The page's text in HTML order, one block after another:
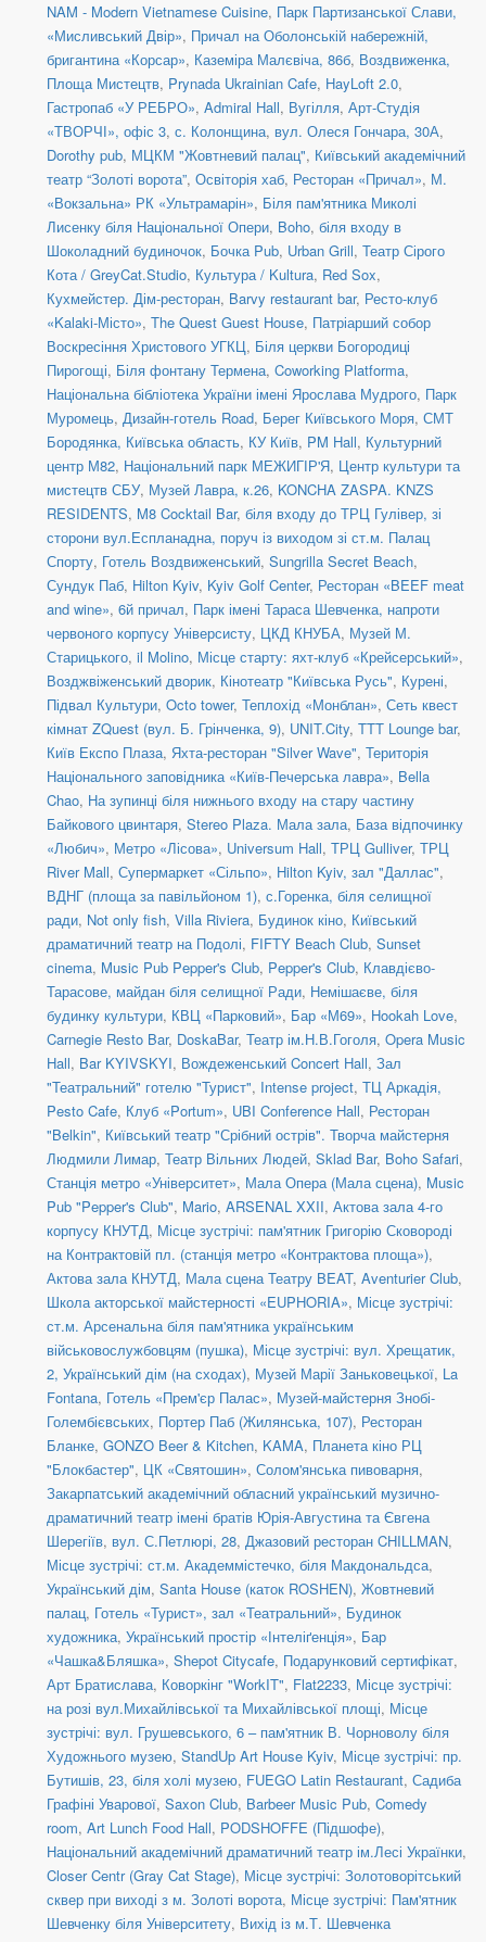
NAM - Modern Vietnamese Cuisine, Парк Партизанської Слави,
«Мисливський Двір», Причал на Оболонській набережній,
бригантина «Корсар», Каземіра Малєвіча, 86б, Воздвиженка,
Площа Мистецтв, Prynada Ukrainian Cafe, HayLoft 2.0,
Гастропаб «У РЕБРО», Admiral Hall, Вугілля, Арт-Студія
«ТВОРЧІ», офіс 3, с. Колонщина, вул. Олеся Гончара, 30А,
Dorothy pub, МЦКМ "Жовтневий палац", Київський академічний
театр “Золоті ворота”, Освіторія хаб, Ресторан «Причал», М.
«Вокзальна» РК «Ультрамарін», Біля пам'ятника Миколі
Лисенку біля Національної Опери, Boho, біля входу в
Шоколадний будиночок, Бочка Pub, Urban Grill, Театр Сірого
Кота / GreyCat.Studio, Культура / Kultura, Red Sox,
Кухмейстер. Дім-ресторан, Barvy restaurant bar, Ресто-клуб
«Kalaki-Місто», The Quest Guest House, Патріарший собор
Воскресіння Христового УГКЦ, Біля церкви Богородиці
Пирогощі, Біля фонтану Термена, Coworking Platforma,
Національна бібліотека України імені Ярослава Мудрого, Парк
Муромець, Дизайн-готель Road, Берег Київського Моря, СМТ
Бородянка, Київська область, КУ Київ, PM Hall, Культурний
центр М82, Національний парк МЕЖИГІР'Я, Центр культури та
мистецтв СБУ, Музей Лавра, к.26, KONCHA ZASPA. KNZS
RESIDENTS, M8 Cocktail Bar, біля входу до ТРЦ Гулівер, зі
сторони вул.Еспланадна, поруч із виходом зі ст.м. Палац
Спорту, Готель Воздвиженський, Sungrilla Secret Beach,
Сундук Паб, Hilton Kyiv, Kyiv Golf Center, Ресторан «BEEF meat
and wine», 6й причал, Парк імені Тараса Шевченка, напроти
червоного корпусу Універсисту, ЦКД КНУБА, Музей М.
Старицького, il Molino, Місце старту: яхт-клуб «Крейсерський»,
Возджвіженський дворик, Кінотеатр "Київська Русь", Курені,
Підвал Культури, Octo tower, Теплохід «Монблан», Сеть квест
кімнат ZQuest (вул. Б. Грінченка, 9), UNIT.City, TTT Lounge bar,
Київ Експо Плаза, Яхта-ресторан "Silver Wave", Територія
Національного заповідника «Київ-Печерська лавра», Bella
Chao, На зупинці біля нижнього входу на стару частину
Байкового цвинтаря, Stereo Plaza. Мала зала, База відпочинку
«Любич», Метро «Лісова», Universum Hall, ТРЦ Gulliver, ТРЦ
River Mall, Супермаркет «Сільпо», Hilton Kyiv, зал "Даллас",
ВДНГ (площа за павільйоном 1), с.Горенка, біля селищної
ради, Not only fish, Villa Riviera, Будинок кіно, Київський
драматичний театр на Подолі, FIFTY Beach Club, Sunset
cinema, Music Pub Pepper's Club, Pepper's Club, Клавдієво-
Тарасове, майдан біля селищної Ради, Немішаєве, біля
будинку культури, КВЦ «Парковий», Бар «М69», Hookah Love,
Carnegie Resto Bar, DoskaBar, Театр ім.Н.В.Гоголя, Opera Music
Hall, Bar KYIVSKYI, Вождеженський Concert Hall, Зал
"Театральний" готелю "Турист", Intense project, ТЦ Аркадія,
Pesto Cafe, Клуб «Portum», UBI Conference Hall, Ресторан
"Belkin", Київський театр "Срібний острів". Творча майстерня
Людмили Лимар, Театр Вільних Людей, Sklad Bar, Boho Safari,
Станція метро «Університет», Мала Опера (Мала сцена), Music
Pub "Pepper's Club", Mario, ARSENAL XXII, Актова зала 4-го
корпусу КНУТД, Місце зустрічі: пам'ятник Григорію Сковороді
на Контрактовій пл. (станція метро «Контрактова площа»),
Актова зала КНУТД, Мала сцена Театру BEAT, Aventurier Club,
Школа акторської майстерності «EUPHORIA», Місце зустрічі:
ст.м. Арсенальна біля пам'ятника українським
військовослужбовцям (пушка), Місце зустрічі: вул. Хрещатик,
2, Український дім (на сходах), Музей Марії Заньковецької, La
Fontana, Готель «Прем'єр Палас», Музей-майстерня Знобі-
Голембієвських, Портер Паб (Жилянська, 107), Ресторан
Бланке, GONZO Beer & Kitchen, KAMA, Планета кіно РЦ
"Блокбастер", ЦК «Святошин», Солом'янська пивоварня,
Закарпатський академічний обласний український музично-
драматичний театр імені братів Юрія-Августина та Євгена
Шерегіїв, вул. С.Петлюрі, 28, Джазовий ресторан CHILLMAN,
Місце зустрічі: ст.м. Академмістечко, біля Макдональдса,
Український дім, Santa House (каток ROSHEN), Жовтневий
палац, Готель «Турист», зал «Театральний», Будинок
художника, Український простір «Інтеліґенція», Бар
«Чашка&Бляшка», Shepot Citycafe, Подарунковий сертифікат,
Арт Братислава, Коворкінг "WorkIT", Flat2233, Місце зустрічі:
на розі вул.Михайлівської та Михайлівської площі, Місце
зустрічі: вул. Грушевського, 6 – пам'ятник В. Чорноволу біля
Художнього музею, StandUp Art House Kyiv, Місце зустрічі: пр.
Бутишів, 23, біля холі музею, FUEGO Latin Restaurant, Садиба
Графіні Уварової, Saxon Club, Barbeer Music Pub, Comedy
room, Art Lunch Food Hall, PODSHOFFE (Підшофе),
Національний академічний драматичний театр ім.Лесі Українки,
Closer Centr (Gray Cat Stage), Місце зустрічі: Золотоворітський
сквер при виході з м. Золоті ворота, Місце зустрічі: Пам'ятник
Шевченку біля Університету, Вихід із м.Т. Шевченка